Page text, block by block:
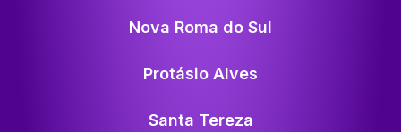
Nova Roma do Sul
Protásio Alves
Santa Tereza